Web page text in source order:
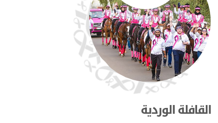
صحة المرأة”">
القافلة الوردية